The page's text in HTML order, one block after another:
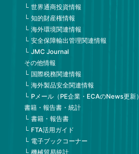
世界通商投資情報
知的財産権情報
海外環境関連情報
安全保障輸出管理関連情報
JMC Journal
その他情報
国際税務関連情報
海外製品安全関連情報
Pメール（PE企業・ECAのNews更新）
書籍・報告書・統計
書籍・報告書
FTA活用ガイド
電子ブックコーナー
機械貿易統計